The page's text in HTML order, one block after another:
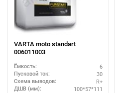
VARTA moto standart
006011003
Ёмкость: 6
Пусковой ток: 30
Схема выводов: R+
ДШВ (мм): 100*57*111